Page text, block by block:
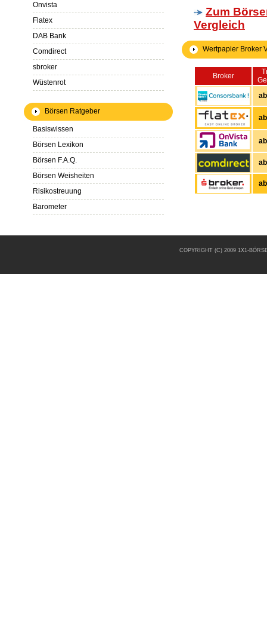
Zum
Vergleich
Wertpapier Broker
Broker
Onvista
Flatex
DAB Bank
Comdirect
sbroker
Wüstenrot
Börsen Ratgeber
Basiswissen
Börsen Lexikon
Börsen F.A.Q.
Börsen Weisheiten
Risikostreuung
Barometer
COPYRIGHT (C) 2009 1X1-